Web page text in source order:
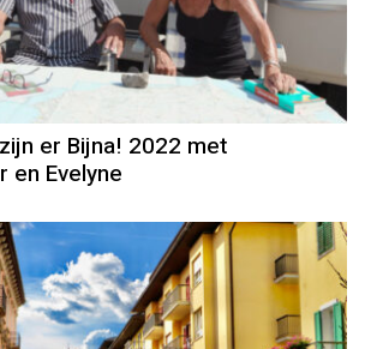
er Bijna! 2022 met
en Evelyne